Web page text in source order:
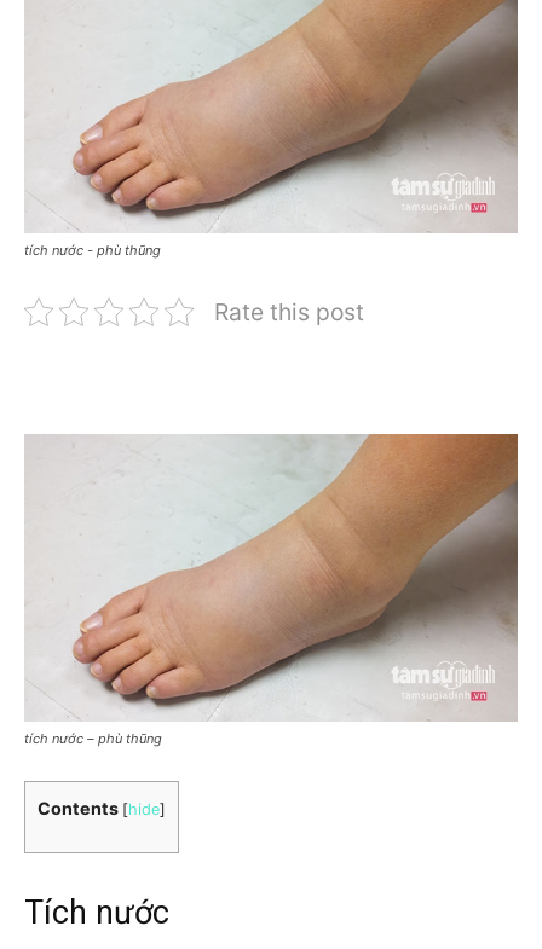
tích nước - phù thũng
Rate this post
tích nước – phù thũng
Contents [hide]
Tích nước